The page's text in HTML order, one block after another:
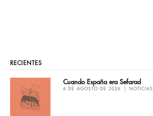
RECIENTES
Cuando España era Sefarad
6 DE AGOSTO DE 2026 NOTICIAS